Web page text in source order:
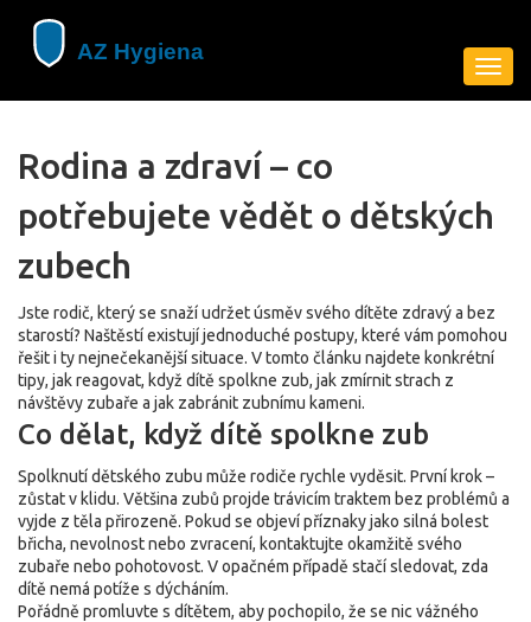
Rodina a zdraví – co
potřebujete vědět o dětských
zubech
Jste rodič, který se snaží udržet úsměv svého dítěte zdravý a bez
starostí? Naštěstí existují jednoduché postupy, které vám pomohou
řešit i ty nejnečekanější situace. V tomto článku najdete konkrétní
tipy, jak reagovat, když dítě spolkne zub, jak zmírnit strach z
návštěvy zubaře a jak zabránit zubnímu kameni.
Co dělat, když dítě spolkne zub
Spolknutí dětského zubu může rodiče rychle vyděsit. První krok –
zůstat v klidu. Většina zubů projde trávicím traktem bez problémů a
vyjde z těla přirozeně. Pokud se objeví příznaky jako silná bolest
břicha, nevolnost nebo zvracení, kontaktujte okamžitě svého
zubaře nebo pohotovost. V opačném případě stačí sledovat, zda
dítě nemá potíže s dýcháním.
Pořádně promluvte s dítětem, aby pochopilo, že se nic vážného